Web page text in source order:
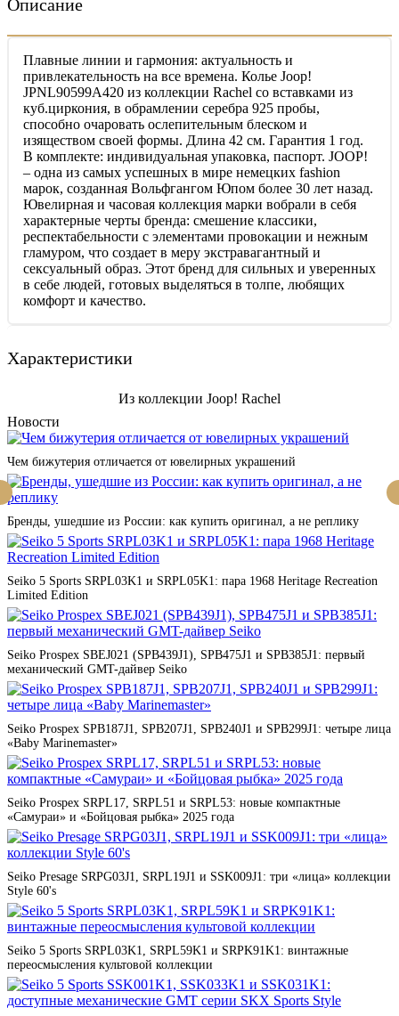
Описание
Плавные линии и гармония: актуальность и
привлекательность на все времена. Колье Joop!
JPNL90599A420 из коллекции Rachel со вставками из
куб.циркония, в обрамлении серебра 925 пробы,
способно очаровать ослепительным блеском и
изяществом своей формы. Длина 42 см. Гарантия 1 год.
В комплекте: индивидуальная упаковка, паспорт. JOOP!
– одна из самых успешных в мире немецких fashion
марок, созданная Вольфгангом Юпом более 30 лет назад.
Ювелирная и часовая коллекция марки вобрали в себя
характерные черты бренда: смешение классики,
респектабельности с элементами провокации и нежным
гламуром, что создает в меру экстравагантный и
сексуальный образ. Этот бренд для сильных и уверенных
в себе людей, готовых выделяться в толпе, любящих
комфорт и качество.
Характеристики
Из коллекции Joop! Rachel
Новости
Чем бижутерия отличается от ювелирных украшений
Бренды, ушедшие из России: как купить оригинал, а не реплику
Seiko 5 Sports SRPL03K1 и SRPL05K1: пара 1968 Heritage Recreation
Limited Edition
Seiko Prospex SBEJ021 (SPB439J1), SPB475J1 и SPB385J1: первый
механический GMT-дайвер Seiko
Seiko Prospex SPB187J1, SPB207J1, SPB240J1 и SPB299J1: четыре лица
«Baby Marinemaster»
Seiko Prospex SRPL17, SRPL51 и SRPL53: новые компактные
«Самураи» и «Бойцовая рыбка» 2025 года
Seiko Presage SRPG03J1, SRPL19J1 и SSK009J1: три «лица» коллекции
Style 60's
Seiko 5 Sports SRPL03K1, SRPL59K1 и SRPK91K1: винтажные
переосмысления культовой коллекции